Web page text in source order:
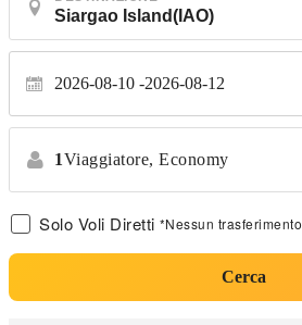
2026-08-10 2026-08-12
1Viaggiatore, Economy
Solo Voli Diretti *Nessun trasferimento
Cerca